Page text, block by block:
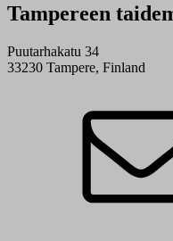
Tampereen
Puutarhakatu 34
33230 Tampere, Finland